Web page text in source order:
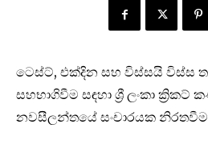
ටෙස්ට්, එක්දින සහ විස්සයි විස්ස
සහභාගිවීම සඳහා ශ්‍රී ලංකා
නවසීලන්තයේ සංචාරයක